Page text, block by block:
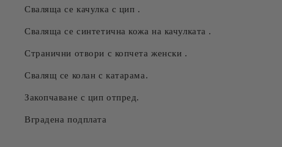
Сваляща се качулка с цип .
Сваляща се синтетична кожа на качулката .
Странични отвори с копчета женски .
Свалящ се колан с катарама.
Закопчаване с цип отпред.
Вградена подплата